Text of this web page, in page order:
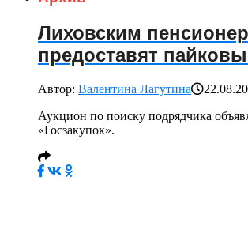
Лиховским
предоставят
Автор: Валентина Лагутина
Аукцион по поиску подрядчика
«Госзакупок».